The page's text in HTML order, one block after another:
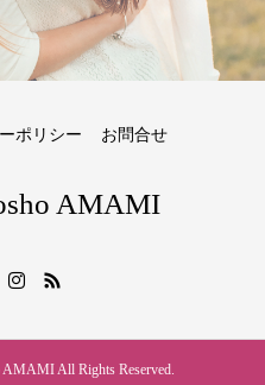
ポリシー お問合せ
AMAMI
All Rights Reserved.